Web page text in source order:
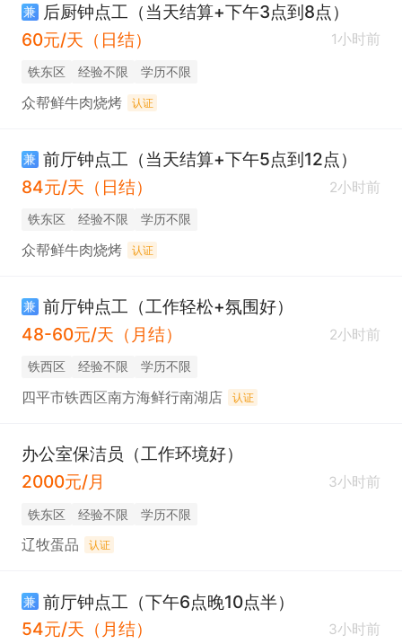
兼 后厨钟点工（当天结算+下午3点到8点）
60元/天（日结）
1小时前
铁东区 经验不限 学历不限
众帮鲜牛肉烧烤 认证
兼 前厅钟点工（当天结算+下午5点到12点）
84元/天（日结）
2小时前
铁东区 经验不限 学历不限
众帮鲜牛肉烧烤 认证
兼 前厅钟点工（工作轻松+氛围好）
48-60元/天（月结）
2小时前
铁西区 经验不限 学历不限
四平市铁西区南方海鲜行南湖店 认证
办公室保洁员（工作环境好）
2000元/月
3小时前
铁东区 经验不限 学历不限
辽牧蛋品 认证
兼 前厅钟点工（下午6点晚10点半）
54元/天（月结）
3小时前